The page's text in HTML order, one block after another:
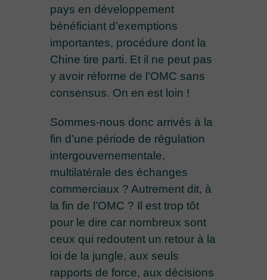
pays en développement
bénéficiant d’exemptions
importantes, procédure dont la
Chine tire parti. Et il ne peut pas
y avoir réforme de l’OMC sans
consensus. On en est loin !
Sommes-nous donc arrivés à la
fin d’une période de régulation
intergouvernementale,
multilatérale des échanges
commerciaux ? Autrement dit, à
la fin de l’OMC ? Il est trop tôt
pour le dire car nombreux sont
ceux qui redoutent un retour à la
loi de la jungle, aux seuls
rapports de force, aux décisions